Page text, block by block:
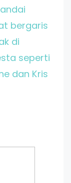
bergaris
di
seperti
dan Kris